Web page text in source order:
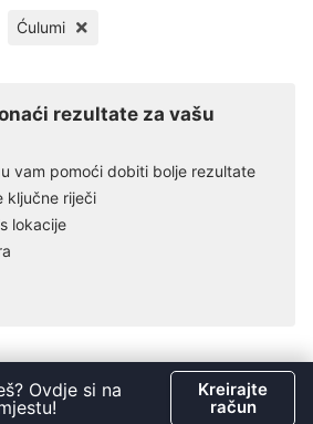
Ćulumi
rezultate za vašu
vam pomoći dobiti bolje rezultate
ključne riječi
lokacije
Ovdje si na
Kreirajte
račun